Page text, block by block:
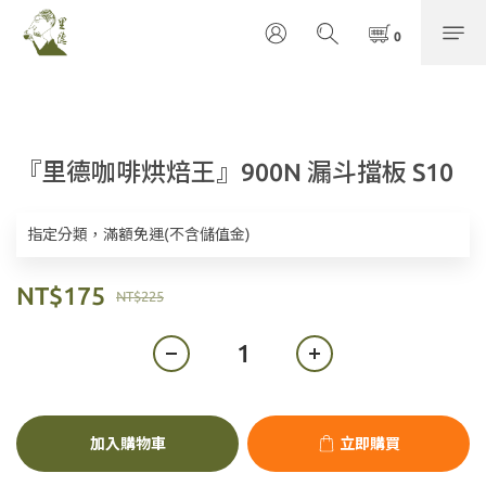
『里德咖啡烘焙王』900N 漏斗擋板 S10
指定分類，滿額免運(不含儲值金)
NT$225
NT$175
加入購物車 立即購買